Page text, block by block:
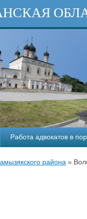
Работа адвокатов в
района »